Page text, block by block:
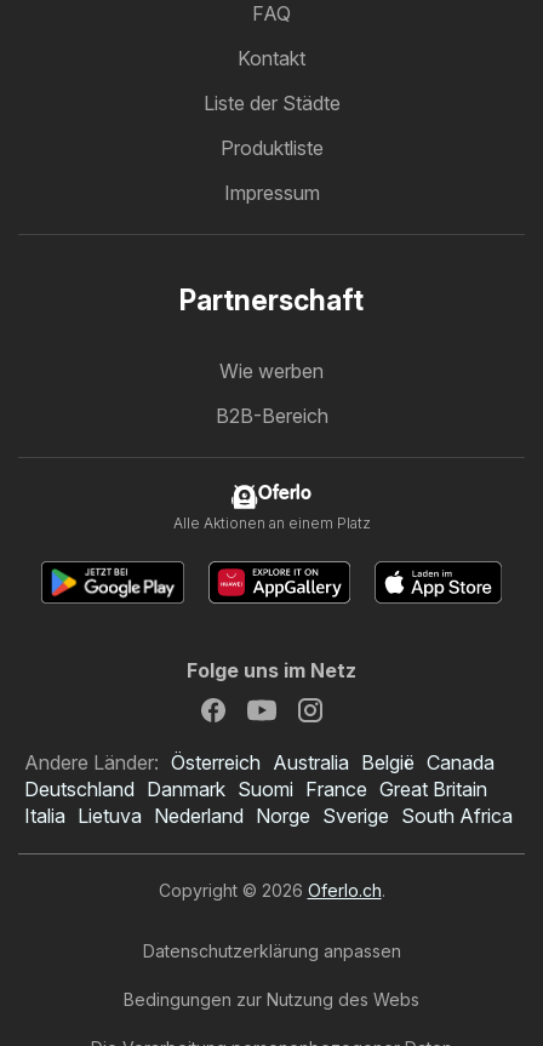
FAQ
Kontakt
Liste der Städte
Produktliste
Impressum
Partnerschaft
Wie werben
B2B-Bereich
Oferlo
Alle Aktionen an einem Platz
Folge uns im Netz
Andere Länder: Österreich Australia België Canada
Deutschland Danmark Suomi France Great Britain
Italia Lietuva Nederland Norge Sverige South Africa
Copyright © 2026 Oferlo.ch.
Datenschutzerklärung anpassen
Bedingungen zur Nutzung des Webs